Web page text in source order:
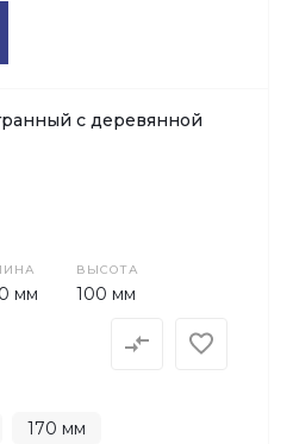
с деревянной
мм
ВЫСОТА
100 мм
170 мм